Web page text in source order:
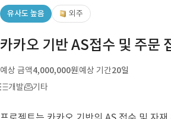
유사도 높음 외주
카카오 기반 AS접수 및 주문
예상 금액4,000,000원예상 기간20일
개발
기타